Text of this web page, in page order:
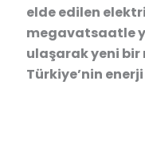
elde edilen
megavatsaatle
ulaşarak yeni bir
Türkiye’nin enerji